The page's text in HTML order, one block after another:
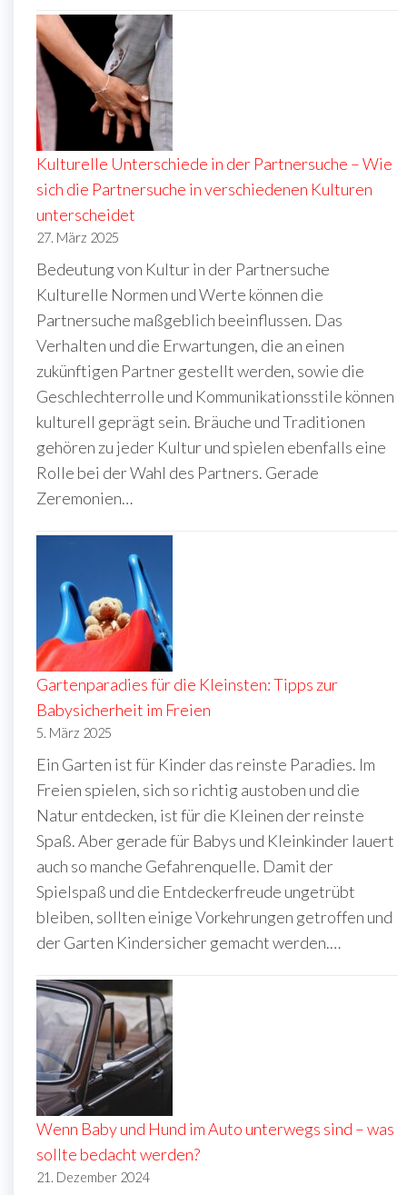
Kulturelle Unterschiede in der Partnersuche – Wie
sich die Partnersuche in verschiedenen Kulturen
unterscheidet
27. März 2025
Bedeutung von Kultur in der Partnersuche
Kulturelle Normen und Werte können die
Partnersuche maßgeblich beeinflussen. Das
Verhalten und die Erwartungen, die an einen
zukünftigen Partner gestellt werden, sowie die
Geschlechterrolle und Kommunikationsstile können
kulturell geprägt sein. Bräuche und Traditionen
gehören zu jeder Kultur und spielen ebenfalls eine
Rolle bei der Wahl des Partners. Gerade
Zeremonien…
Gartenparadies für die Kleinsten: Tipps zur
Babysicherheit im Freien
5. März 2025
Ein Garten ist für Kinder das reinste Paradies. Im
Freien spielen, sich so richtig austoben und die
Natur entdecken, ist für die Kleinen der reinste
Spaß. Aber gerade für Babys und Kleinkinder lauert
auch so manche Gefahrenquelle. Damit der
Spielspaß und die Entdeckerfreude ungetrübt
bleiben, sollten einige Vorkehrungen getroffen und
der Garten Kindersicher gemacht werden.…
Wenn Baby und Hund im Auto unterwegs sind – was
sollte bedacht werden?
21. Dezember 2024